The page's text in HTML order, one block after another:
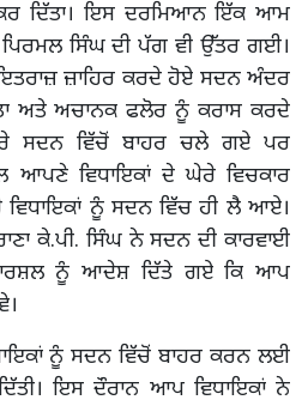
ਦਿੱਤਾ। ਇਸ ਦਰਮਿਆਨ ਇੱਕ ਆਮ
ਸਿੰਘ ਦੀ ਪੱਗ ਵੀ ਉੱਤਰ ਗਈ।
ਜ਼ਾਹਿਰ ਕਰਦੇ ਹੋਏ ਸਦਨ ਅੰਦਰ
ਅਤੇ ਅਚਾਨਕ ਫਲੋਰ ਨੂੰ ਕਰਾਸ ਕਰਦੇ
ਸਦਨ ਵਿੱਚੋਂ ਬਾਹਰ ਚਲੇ ਗਏ ਪਰ
ਆਪਣੇ ਵਿਧਾਇਕਾਂ ਦੇ ਘੇਰੇ ਵਿਚਕਾਰ
ਨੂੰ ਸਦਨ ਵਿੱਚ ਹੀ ਲੈ ਆਏ।
ਕੇ.ਪੀ. ਸਿੰਘ ਨੇ ਸਦਨ ਦੀ ਕਾਰਵਾਈ
ਨੂੰ ਆਦੇਸ਼ ਦਿੱਤੇ ਗਏ ਕਿ ਆਪ
ਨੂੰ ਸਦਨ ਵਿੱਚੋਂ ਬਾਹਰ ਕਰਨ ਲਈ
ਇਸ ਦੌਰਾਨ ਆਪ ਵਿਧਾਇਕਾਂ ਨੇ